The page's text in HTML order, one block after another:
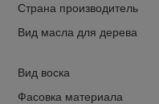
Страна производитель
Вид масла для дерева
Вид воска
Фасовка материала